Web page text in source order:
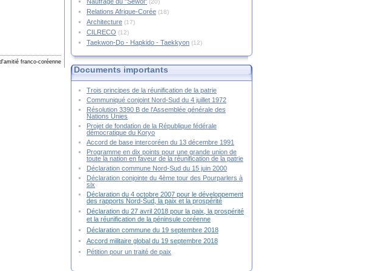
franco-coréenne
(20)
Relations Afrique-Corée (18)
Architecture (17)
CILRECO (12)
Taekwon-Do - Hapkido - Taekkyon (12)
Documents importants
Trois principes de la réunification de la patrie
Communiqué conjoint Nord-Sud du 4 juillet 1972
Résolution 3390 B de l'Assemblée générale des
Nations Unies
Projet de fondation de la République fédérale
démocratique du Koryo
Accord de base intercoréen du 13 décembre 1991
Programme en dix points pour une grande union de
toute la nation en faveur de la réunification de la patrie
Déclaration commune Nord-Sud du 15 juin 2000
Déclaration conjointe du 4ème tour des Pourparlers à
six
Déclaration du 4 octobre 2007 pour le développement
des rapports Nord-Sud, la paix et la prospérité
Déclaration du 27 avril 2018 pour la paix, la prospérité
et la réunification de la péninsule coréenne
Déclaration commune du 19 septembre 2018
Accord militaire global du 19 septembre 2018
Pétition pour un traité de paix